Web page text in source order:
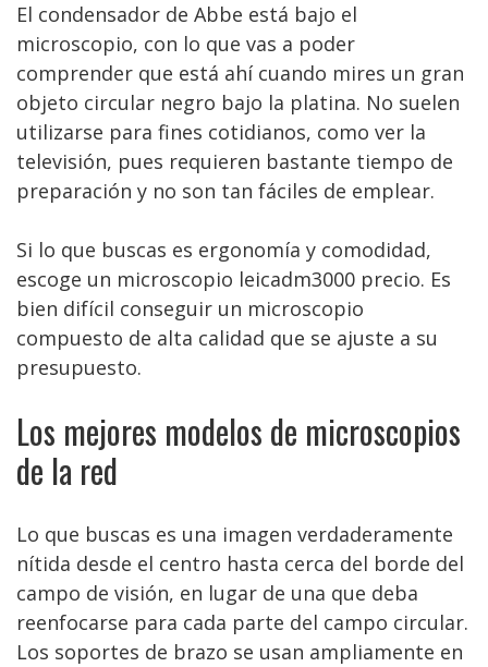
El condensador de Abbe está bajo el
microscopio, con lo que vas a poder
comprender que está ahí cuando mires un gran
objeto circular negro bajo la platina. No suelen
utilizarse para fines cotidianos, como ver la
televisión, pues requieren bastante tiempo de
preparación y no son tan fáciles de emplear.
Si lo que buscas es ergonomía y comodidad,
escoge un microscopio leicadm3000 precio. Es
bien difícil conseguir un microscopio
compuesto de alta calidad que se ajuste a su
presupuesto.
Los mejores modelos de microscopios
de la red
Lo que buscas es una imagen verdaderamente
nítida desde el centro hasta cerca del borde del
campo de visión, en lugar de una que deba
reenfocarse para cada parte del campo circular.
Los soportes de brazo se usan ampliamente en